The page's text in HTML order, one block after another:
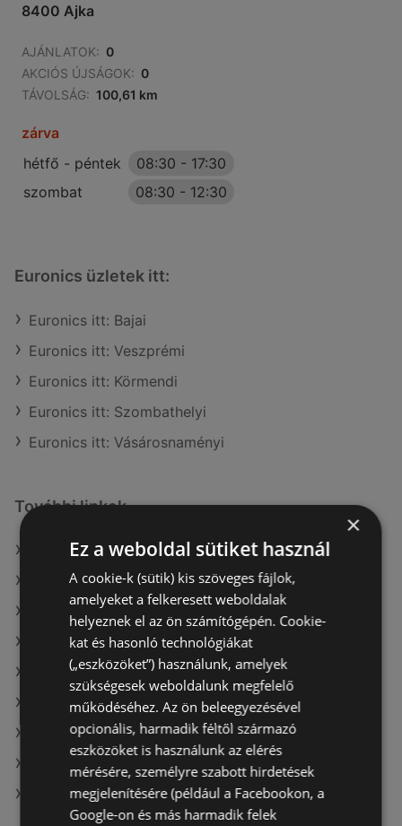
8400 Ajka
AJÁNLATOK: 0
AKCIÓS ÚJSÁGOK: 0
TÁVOLSÁG: 100,61 km
zárva
hétfő - péntek
08:30 - 17:30
szombat
08:30 - 12:30
Euronics üzletek itt:
Euronics itt: Bajai
Euronics itt: Veszprémi
Euronics itt: Körmendi
Euronics itt: Szombathelyi
Euronics itt: Vásárosnaményi
További linkek
A(z) Euronics ajánlatai
A(z) BestByte ajánlatai
A(z) Office Depot ajánlatai
A(z) BestByte aktuális akciós újságjai
A(z) Office Depot aktuális akciós újságjai
A(z) Expert Electro aktuális akciós újságjai
A(z) Media Markt aktuális akciós újságjai
A(z) Alza.hu aktuális akciós újságjai
A(z) Euronics üzletei itt: Sopron-Fertődi
×
Ez a weboldal sütiket használ
A cookie-k (sütik) kis szöveges fájlok,
amelyeket a felkeresett weboldalak
helyeznek el az ön számítógépén. Cookie-
kat és hasonló technológiákat
(„eszközöket”) használunk, amelyek
szükségesek weboldalunk megfelelő
működéséhez. Az ön beleegyezésével
opcionális, harmadik féltől származó
eszközöket is használunk az elérés
mérésére, személyre szabott hirdetések
megjelenítésére (például a Facebookon, a
Google-on és más harmadik felek